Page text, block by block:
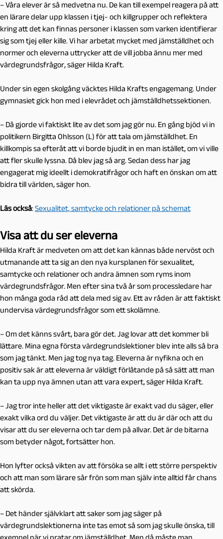
– Våra elever är så medvetna nu. De kan till exempel reagera på att
en lärare delar upp klassen i tjej- och killgrupper och reflektera
kring att det kan finnas personer i klassen som varken identifierar
sig som tjej eller kille. Vi har arbetat mycket med jämställdhet och
normer och eleverna uttrycker att de vill jobba ännu mer med
värdegrundsfrågor, säger Hilda Kraft.
Under sin egen skolgång väcktes Hilda Krafts engagemang. Under
gymnasiet gick hon med i elevrådet och jämställdhetssektionen.
– Då gjorde vi faktiskt lite av det som jag gör nu. En gång bjöd vi in
politikern Birgitta Ohlsson (L) för att tala om jämställdhet. En
killkompis sa efteråt att vi borde bjudit in en man istället, om vi ville
att fler skulle lyssna. Då blev jag så arg. Sedan dess har jag
engagerat mig ideellt i demokratifrågor och haft en önskan om att
bidra till världen, säger hon.
Läs också:Sexualitet, samtycke och relationer på schemat
Visa att du ser eleverna
Hilda Kraft är medveten om att det kan kännas både nervöst och
utmanande att ta sig an den nya kursplanen för sexualitet,
samtycke och relationer och andra ämnen som ryms inom
värdegrundsfrågor. Men efter sina två år som processledare har
hon många goda råd att dela med sig av. Ett av råden är att faktiskt
undervisa värdegrundsfrågor som ett skolämne.
– Om det känns svårt, bara gör det. Jag lovar att det kommer bli
lättare. Mina egna första värdegrundslektioner blev inte alls så bra
som jag tänkt. Men jag tog nya tag. Eleverna är nyfikna och en
positiv sak är att eleverna är väldigt förlåtande på så sätt att man
kan ta upp nya ämnen utan att vara expert, säger Hilda Kraft.
– Jag tror inte heller att det viktigaste är exakt vad du säger, eller
exakt vilka ord du väljer. Det viktigaste är att du är där och att du
visar att du ser eleverna och tar dem på allvar. Det är de bitarna
som betyder något, fortsätter hon.
Hon lyfter också vikten av att försöka se allt i ett större perspektiv
och att man som lärare sår frön som man själv inte alltid får chans
att skörda.
– Det händer självklart att saker som jag säger på
värdegrundslektionerna inte tas emot så som jag skulle önska, till